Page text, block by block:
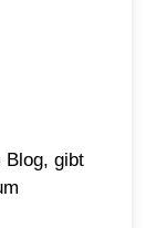
Blog, gibt